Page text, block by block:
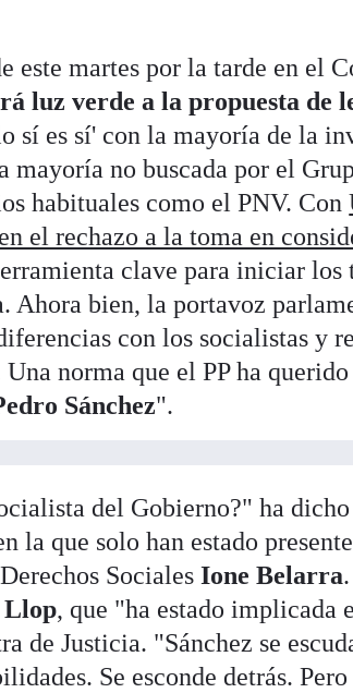
este martes por la tarde en el
luz verde a la propuesta de
sí es sí' con la mayoría de la
mayoría no buscada por el
habituales como el PNV. Con
el rechazo a la toma en
clave para iniciar los
Ahora bien, la portavoz
con los socialistas y
norma que el PP ha
Sánchez".
del Gobierno?" ha
la que solo han estado
SocialesIone Belarra
, que "ha estado implicada
de Justicia. "Sánchez se
Se esconde detrás.